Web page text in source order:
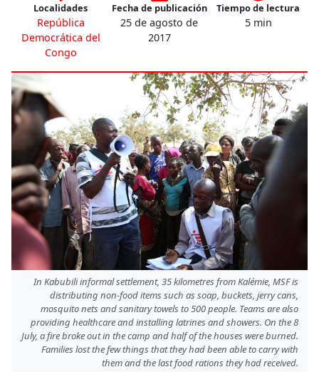
Localidades
República
Democrática del
Congo
Fecha de publicación
25 de agosto de
2017
Tiempo de lectura
5 min
In Kabubili informal settlement, 35 kilometres from Kalémie, MSF is
distributing non-food items such as soap, buckets, jerry cans,
mosquito nets and sanitary towels to 500 people. Teams are also
providing healthcare and installing latrines and showers. On the 8
July, a fire broke out in the camp and half of the houses were burned.
Families lost the few things that they had been able to carry with
them and the last food rations they had received.